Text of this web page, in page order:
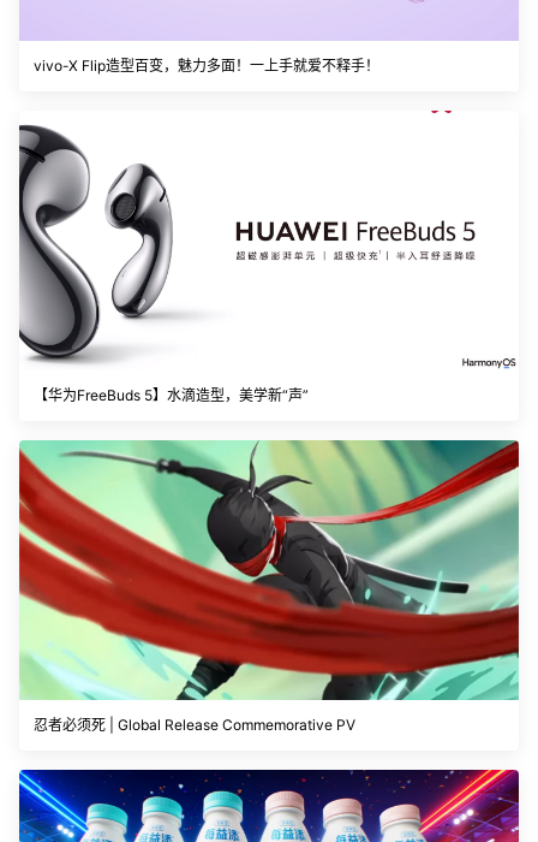
vivo-X Flip造型百变，魅力多面！一上手就爱不释手！
【华为FreeBuds 5】水滴造型，美学新“声”
忍者必须死 | Global Release Commemorative PV